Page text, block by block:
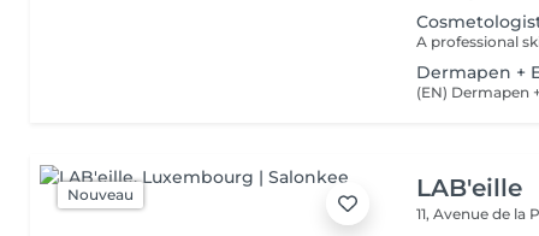
Dermapen +
Nouveau LAB'eille
11, Avenue de la